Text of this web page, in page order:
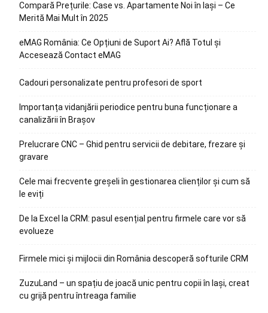
Compară Prețurile: Case vs. Apartamente Noi în Iași – Ce
Merită Mai Mult în 2025
eMAG România: Ce Opțiuni de Suport Ai? Află Totul și
Accesează Contact eMAG
Cadouri personalizate pentru profesori de sport
Importanța vidanjării periodice pentru buna funcționare a
canalizării în Brașov
Prelucrare CNC – Ghid pentru servicii de debitare, frezare și
gravare
Cele mai frecvente greșeli în gestionarea clienților și cum să
le eviți
De la Excel la CRM: pasul esențial pentru firmele care vor să
evolueze
Firmele mici și mijlocii din România descoperă softurile CRM
ZuzuLand – un spațiu de joacă unic pentru copii în Iași, creat
cu grijă pentru întreaga familie